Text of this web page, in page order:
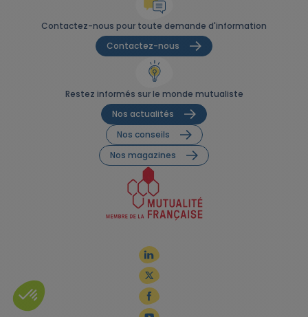
Contactez-nous pour toute demande d'information
Contactez-nous
Restez informés sur le monde mutualiste
Nos actualités
Nos conseils
Nos magazines